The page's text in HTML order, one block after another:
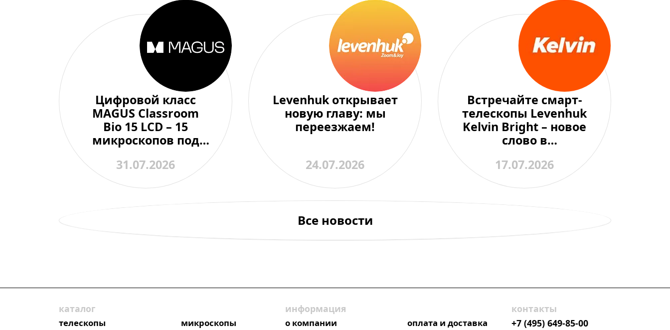
Цифровой класс
MAGUS Classroom
Bio 15 LCD – 15
микроскопов под
преподавателя
31.07.2026
Levenhuk открывает
новую главу: мы
переезжаем!
24.07.2026
Встречайте смарт-
телескопы Levenhuk
Kelvin Bright – новое
слово в
астрономии
17.07.2026
Все новости
каталог
телескопы
микроскопы
информация
о компании
оплата и доставка
контакты
+7 (495) 649-85-00